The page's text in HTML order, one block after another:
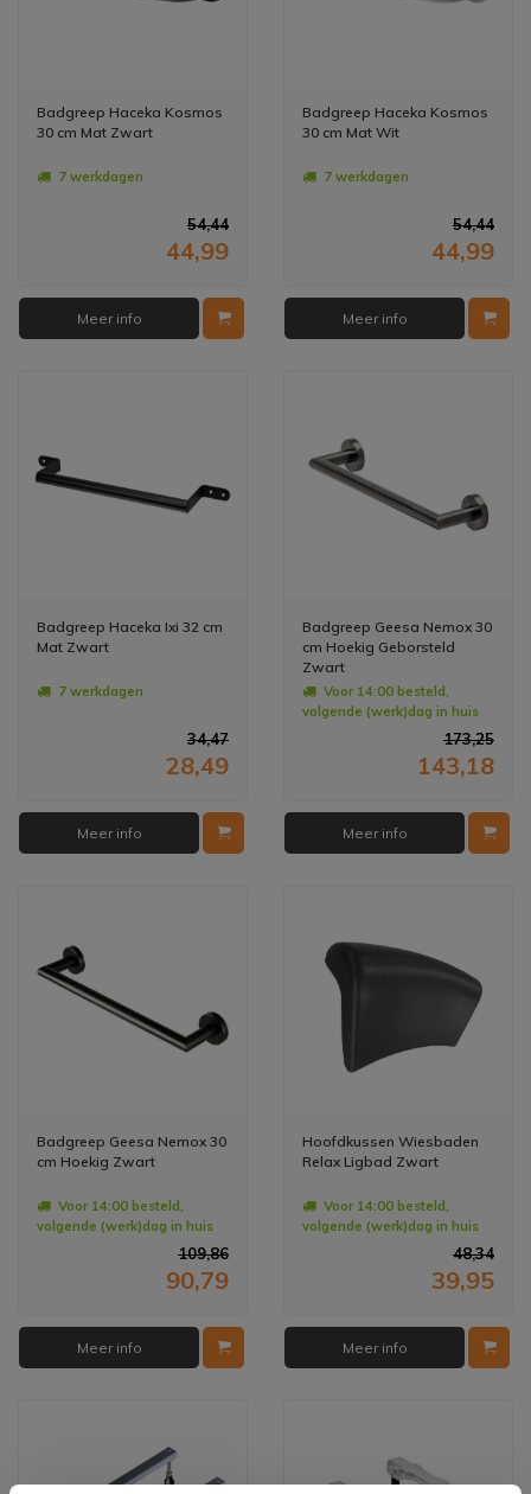
Badgreep Haceka Kosmos
30 cm Mat Zwart
7 werkdagen
54,44
44,99
Meer info
Badgreep Haceka Kosmos
30 cm Mat Wit
7 werkdagen
54,44
44,99
Meer info
Badgreep Haceka Ixi 32 cm
Mat Zwart
7 werkdagen
34,47
28,49
Meer info
Badgreep Geesa Nemox 30
cm Hoekig Geborsteld
Zwart
Voor 14:00 besteld,
volgende (werk)dag in huis
173,25
143,18
Meer info
Badgreep Geesa Nemox 30
cm Hoekig Zwart
Voor 14:00 besteld,
volgende (werk)dag in huis
109,86
90,79
Meer info
Hoofdkussen Wiesbaden
Relax Ligbad Zwart
Voor 14:00 besteld,
volgende (werk)dag in huis
48,34
39,95
Meer info